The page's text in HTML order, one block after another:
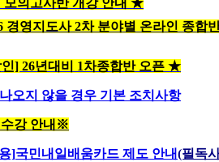
모의고사반 개강 안내 ★
영지도사 2차 분야별 온라인 종합
] 26년대비 1차종합반 오픈 ★
오지 않을 경우 기본 조치사항
강 안내※
]국민내일배움카드 제도 안내(필독